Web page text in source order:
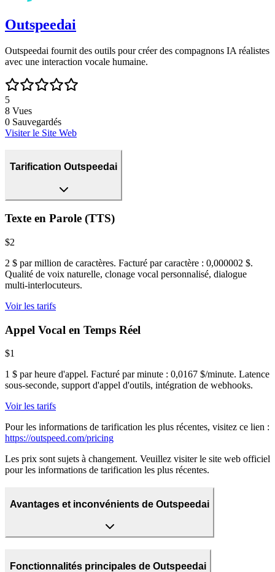
Outspeedai
Outspeedai fournit des outils pour créer des compagnons IA réalistes
avec une interaction vocale humaine.
5
8 Vues
0 Sauvegardés
Visiter le Site Web
Tarification Outspeedai
Texte en Parole (TTS)
$2
2 $ par million de caractères. Facturé par caractère : 0,000002 $.
Qualité de voix naturelle, clonage vocal personnalisé, dialogue
multi-interlocuteurs.
Voir les tarifs
Appel Vocal en Temps Réel
$1
1 $ par heure d'appel. Facturé par minute : 0,0167 $/minute. Latence
sous-seconde, support d'appel d'outils, intégration de webhooks.
Voir les tarifs
Pour les informations de tarification les plus récentes, visitez ce lien :
https://outspeed.com/pricing
Les prix sont sujets à changement. Veuillez visiter le site web officiel
pour les informations de tarification les plus récentes.
Avantages et inconvénients de Outspeedai
Fonctionnalités principales de Outspeedai